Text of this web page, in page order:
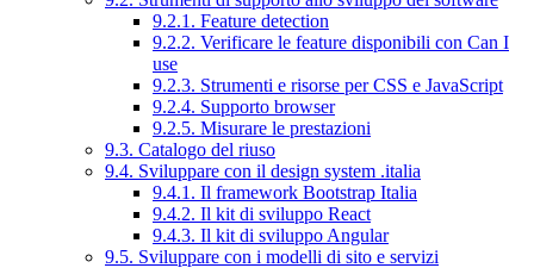
9.2.1. Feature detection
9.2.2. Verificare le feature disponibili con Can I
use
9.2.3. Strumenti e risorse per CSS e JavaScript
9.2.4. Supporto browser
9.2.5. Misurare le prestazioni
9.3. Catalogo del riuso
9.4. Sviluppare con il design system .italia
9.4.1. Il framework Bootstrap Italia
9.4.2. Il kit di sviluppo React
9.4.3. Il kit di sviluppo Angular
9.5. Sviluppare con i modelli di sito e servizi